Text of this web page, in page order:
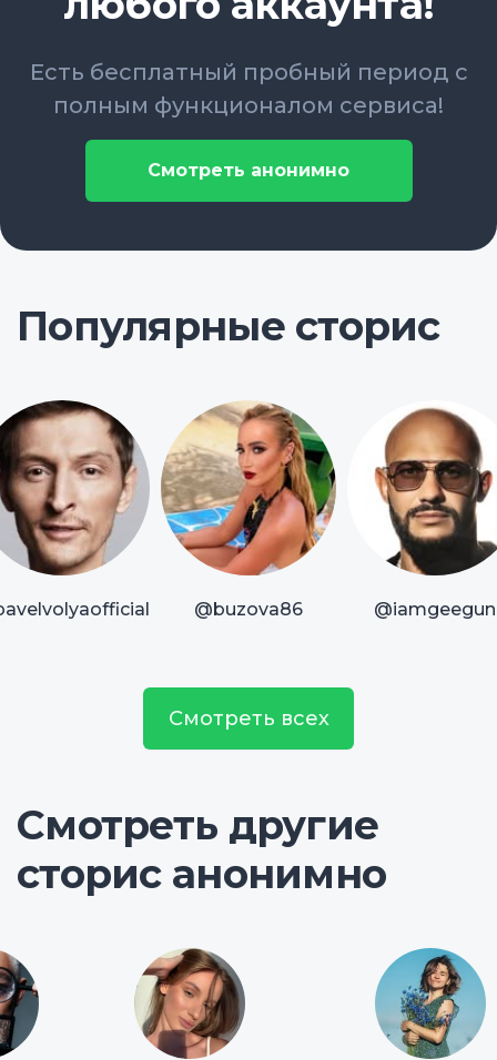
Есть бесплатный пробный период с
полным функционалом сервиса!
Смотреть анонимно
Популярные сторис
@buzova86 @iamgeegun
Смотреть всех
Смотреть другие
сторис анонимно